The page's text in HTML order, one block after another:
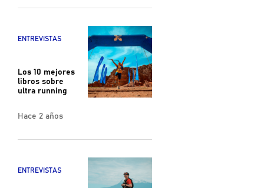
ENTREVISTAS
Los 10 mejores
libros sobre
ultra running
Hace 2 años
ENTREVISTAS